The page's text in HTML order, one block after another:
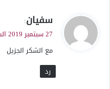
ي
ق
ل
سفيان:
27 سبتمبر 2019 الساعة 20 h 59 min
مع الشكر الجزيل
رد